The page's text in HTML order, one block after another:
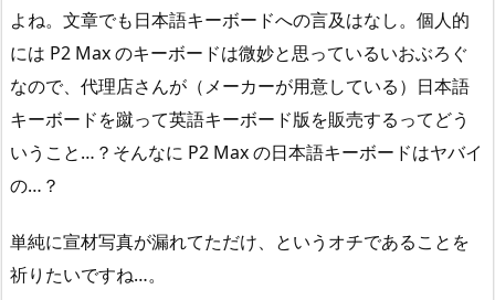
よね。文章でも日本語キーボードへの言及はなし。個人的
には P2 Max のキーボードは微妙と思っているいおぶろぐ
なので、代理店さんが（メーカーが用意している）日本語
キーボードを蹴って英語キーボード版を販売するってどう
いうこと…？そんなに P2 Max の日本語キーボードはヤバイ
の…？
単純に宣材写真が漏れてただけ、というオチであることを
祈りたいですね…。